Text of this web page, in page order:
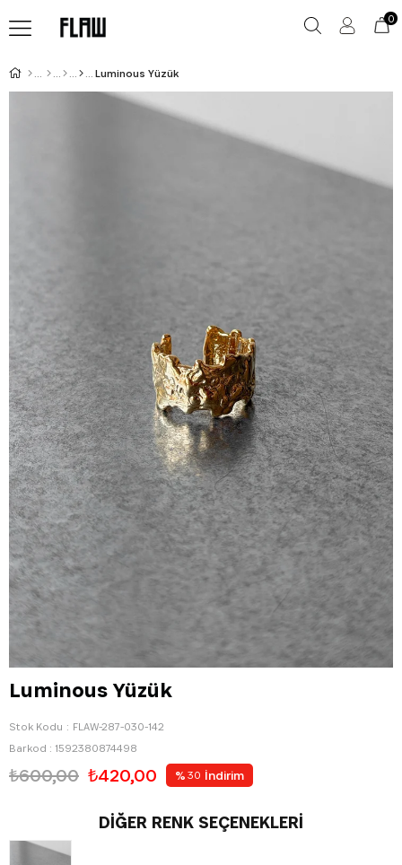
0
Luminous Yüzük
Luminous Yüzük
Stok Kodu
FLAW-287-030-142
Barkod : 1592380874498
₺600,00 ₺420,00 % 30 İndirim
DIĞER RENK SEÇENEKLERI